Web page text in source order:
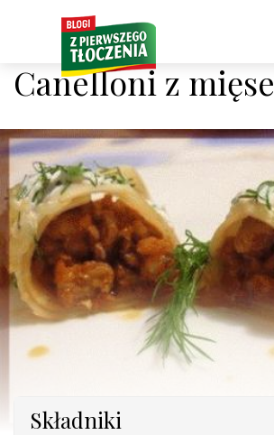
Canelloni z
Składniki